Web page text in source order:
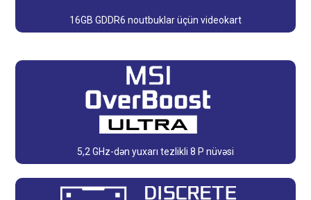
16GB GDDR6 noutbuklar üçün videokart
5,2 GHz-dən yuxarı tezlikli 8 P nüvəsi